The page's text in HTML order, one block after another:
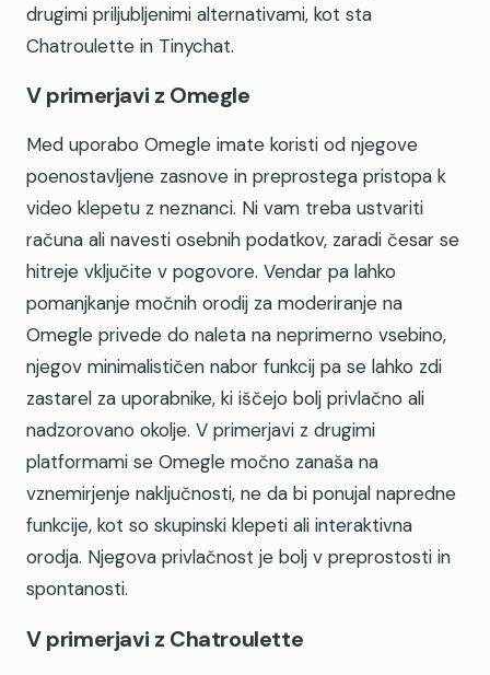
drugimi priljubljenimi alternativami, kot sta
Chatroulette in Tinychat.
V primerjavi z Omegle
Med uporabo Omegle imate koristi od njegove
poenostavljene zasnove in preprostega pristopa k
video klepetu z neznanci. Ni vam treba ustvariti
računa ali navesti osebnih podatkov, zaradi česar se
hitreje vključite v pogovore. Vendar pa lahko
pomanjkanje močnih orodij za moderiranje na
Omegle privede do naleta na neprimerno vsebino,
njegov minimalističen nabor funkcij pa se lahko zdi
zastarel za uporabnike, ki iščejo bolj privlačno ali
nadzorovano okolje. V primerjavi z drugimi
platformami se Omegle močno zanaša na
vznemirjenje naključnosti, ne da bi ponujal napredne
funkcije, kot so skupinski klepeti ali interaktivna
orodja. Njegova privlačnost je bolj v preprostosti in
spontanosti.
V primerjavi z Chatroulette